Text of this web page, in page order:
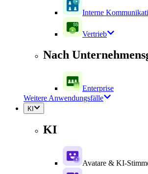
Interne
Vertrieb
Nach
Enterprise
Weitere Anwendungsfälle
KI
KI
Avatare & KI-